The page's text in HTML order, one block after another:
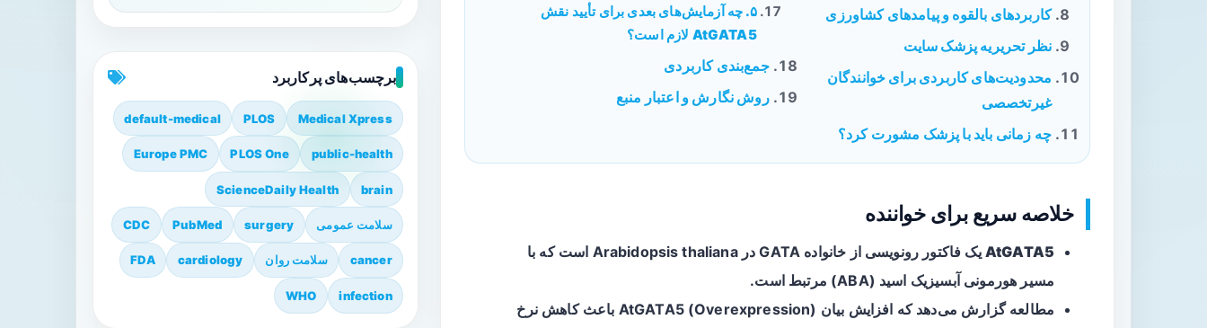
کاربردهای بالقوه و پیامدهای کشاورزی
نظر تحریریه پزشک سایت
محدودیت‌های کاربردی برای خوانندگان
غیرتخصصی
چه زمانی باید با پزشک مشورت کرد؟
۵. چه آزمایش‌های بعدی برای تأیید نقش
AtGATA5 لازم است؟
جمع‌بندی کاربردی
روش نگارش و اعتبار منبع
خلاصه سریع برای خواننده
AtGATA5
یک فاکتور رونویسی از خانواده GATA در Arabidopsis thaliana است که با
مسیر هورمونی آبسیزیک اسید (ABA) مرتبط است.
مطالعه گزارش می‌دهد که افزایش بیان AtGATA5 (Overexpression) باعث کاهش نرخ
برچسب‌های پرکاربرد
Medical Xpress
PLOS
default-medical
public-health
PLOS One
Europe PMC
brain
ScienceDaily Health
سلامت عمومی surgery
PubMed
CDC
cancer سلامت روان cardiology
FDA
infection
WHO